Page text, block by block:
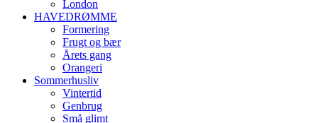
London
HAVEDRØMME
Formering
Frugt og bær
Årets gang
Orangeri
Sommerhusliv
Vintertid
Genbrug
Små glimt